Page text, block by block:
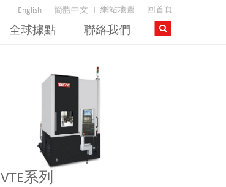
English 簡體中文 網站地圖 回首頁
全球據點 聯絡我們
VTE系列